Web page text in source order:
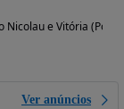
Nicolau e Vitória (Porto)
Ver anúncios